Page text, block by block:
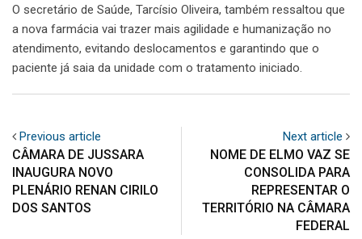
O secretário de Saúde, Tarcísio Oliveira, também ressaltou que
a nova farmácia vai trazer mais agilidade e humanização no
atendimento, evitando deslocamentos e garantindo que o
paciente já saia da unidade com o tratamento iniciado.
Previous article
CÂMARA DE JUSSARA
INAUGURA NOVO
PLENÁRIO RENAN CIRILO
DOS SANTOS
Next article
NOME DE ELMO VAZ SE
CONSOLIDA PARA
REPRESENTAR O
TERRITÓRIO NA CÂMARA
FEDERAL